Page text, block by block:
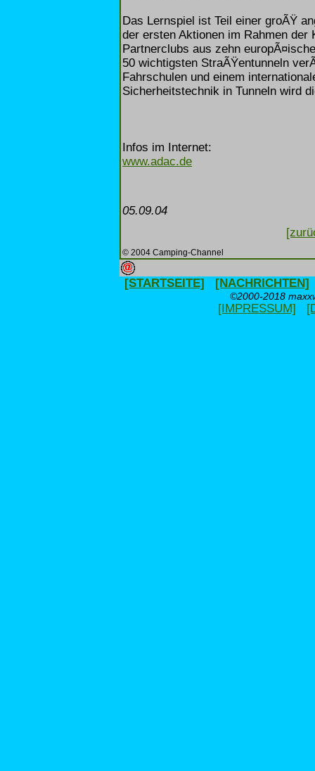
Das Lernspiel ist Teil einer groÃŸ
der ersten Aktionen im Rahmen der
Partnerclubs aus zehn
50 wichtigsten StraÃŸentunneln
Fahrschulen und einem
Sicherheitstechnik in Tunneln wird
Infos im Internet:
www.adac.de
05.09.04
© 2004 Camping-Channel
[STARTSEITE] [NACHRICHTEN]
©2000-2018
[IMPRESSUM]